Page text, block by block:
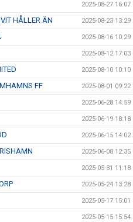
2025-08-27 16:07
HÅLLER ÄN 2025-08-23 13:29
2025-08-16 10:29
2025-08-12 17:03
2025-08-10 10:10
FF 2025-08-01 09:22
2025-06-28 14:59
2025-06-19 18:18
2025-06-15 14:02
2025-06-08 12:35
2025-05-31 11:18
2025-05-24 13:28
2025-05-17 15:01
2025-05-15 15:54